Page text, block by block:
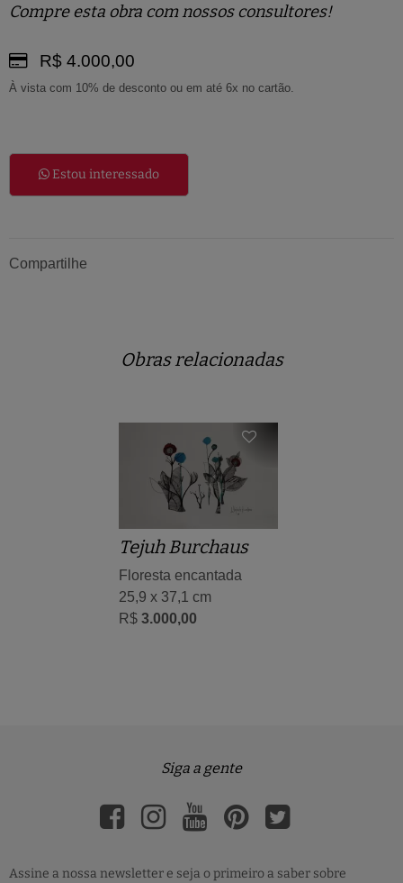
Compre esta obra com nossos consultores!
R$ 4.000,00
À vista com 10% de desconto ou em até 6x no cartão.
Estou interessado
Compartilhe
Obras relacionadas
Tejuh Burchaus
Floresta encantada
25,9 x 37,1 cm
R$ 3.000,00
Siga a gente
Assine a nossa newsletter e seja o primeiro a saber sobre